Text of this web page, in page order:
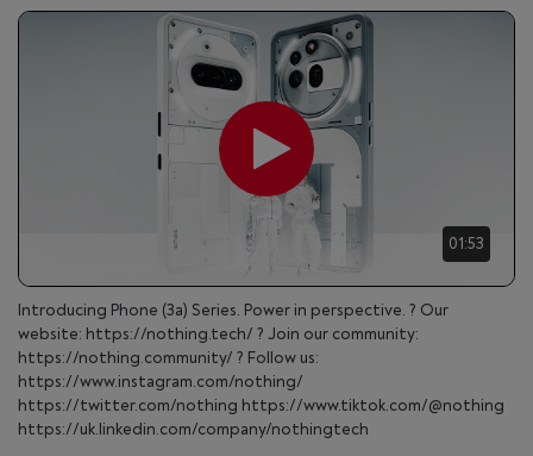
01:53
Introducing Phone (3a) Series. Power in perspective. ? Our
website: https://nothing.tech/ ? Join our community:
https://nothing.community/ ? Follow us:
https://www.instagram.com/nothing/
https://twitter.com/nothing https://www.tiktok.com/@nothing
https://uk.linkedin.com/company/nothingtech